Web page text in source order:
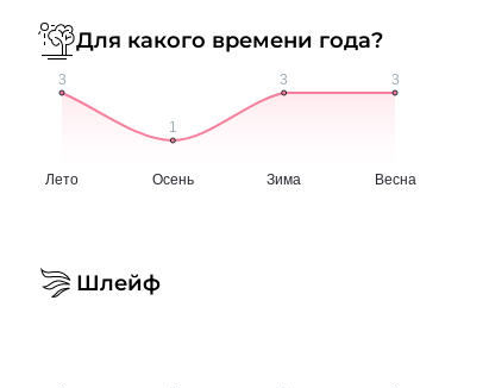
Для какого времени года?
Шлейф